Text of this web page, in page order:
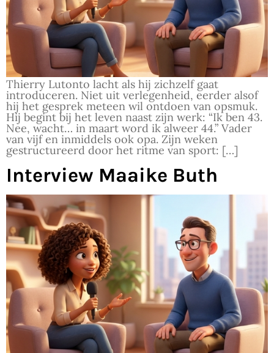
Thierry Lutonto lacht als hij zichzelf gaat
introduceren. Niet uit verlegenheid, eerder alsof
hij het gesprek meteen wil ontdoen van opsmuk.
Hij begint bij het leven naast zijn werk: “Ik ben 43.
Nee, wacht… in maart word ik alweer 44.” Vader
van vijf en inmiddels ook opa. Zijn weken
gestructureerd door het ritme van sport: […]
Interview Maaike Buth